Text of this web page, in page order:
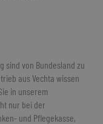
sind von Bundesland zu
aus Vechta wissen
in unserem
nur bei der
und Pflegekasse,